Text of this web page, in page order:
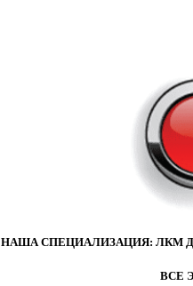
НАША СПЕЦИАЛИЗАЦИЯ: ЛКМ
ВСЕ